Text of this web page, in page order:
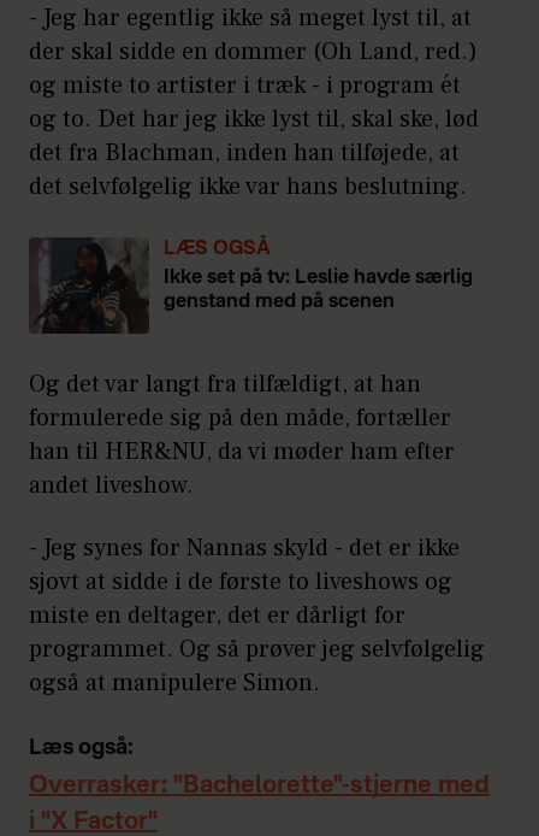
- Jeg har egentlig ikke så meget lyst til, at
der skal sidde en dommer (Oh Land, red.)
og miste to artister i træk - i program ét
og to. Det har jeg ikke lyst til, skal ske, lød
det fra Blachman, inden han tilføjede, at
det selvfølgelig ikke var hans beslutning.
LÆS OGSÅ
Ikke set på tv: Leslie havde særlig
genstand med på scenen
Og det var langt fra tilfældigt, at han
formulerede sig på den måde, fortæller
han til HER&NU, da vi møder ham efter
andet liveshow.
- Jeg synes for Nannas skyld - det er ikke
sjovt at sidde i de første to liveshows og
miste en deltager, det er dårligt for
programmet. Og så prøver jeg selvfølgelig
også at manipulere Simon.
Læs også:
Overrasker: "Bachelorette"-stjerne med
i "X Factor"